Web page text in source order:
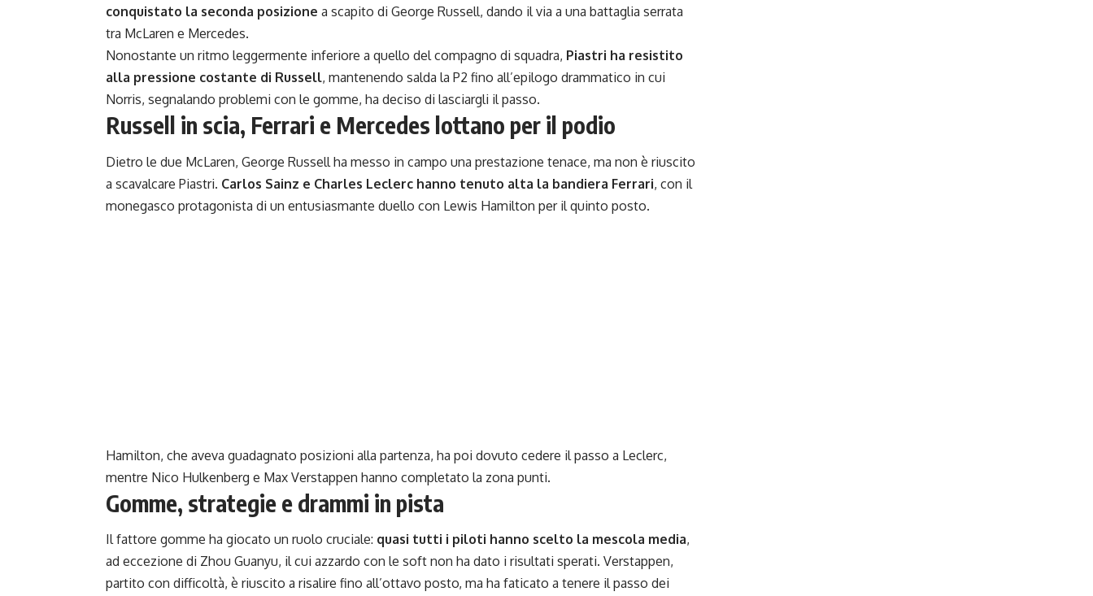
conquistato la seconda posizione a scapito di George Russell, dando il via a una battaglia serrata
tra McLaren e Mercedes.
Nonostante un ritmo leggermente inferiore a quello del compagno di squadra, Piastri ha resistito
alla pressione costante di Russell, mantenendo salda la P2 fino all’epilogo drammatico in cui
Norris, segnalando problemi con le gomme, ha deciso di lasciargli il passo.
Russell in scia, Ferrari e Mercedes lottano per il podio
Dietro le due McLaren, George Russell ha messo in campo una prestazione tenace, ma non è riuscito
a scavalcare Piastri. Carlos Sainz e Charles Leclerc hanno tenuto alta la bandiera Ferrari, con il
monegasco protagonista di un entusiasmante duello con Lewis Hamilton per il quinto posto.
Hamilton, che aveva guadagnato posizioni alla partenza, ha poi dovuto cedere il passo a Leclerc,
mentre Nico Hulkenberg e Max Verstappen hanno completato la zona punti.
Gomme, strategie e drammi in pista
Il fattore gomme ha giocato un ruolo cruciale: quasi tutti i piloti hanno scelto la mescola media,
ad eccezione di Zhou Guanyu, il cui azzardo con le soft non ha dato i risultati sperati. Verstappen,
partito con difficoltà, è riuscito a risalire fino all’ottavo posto, ma ha faticato a tenere il passo dei